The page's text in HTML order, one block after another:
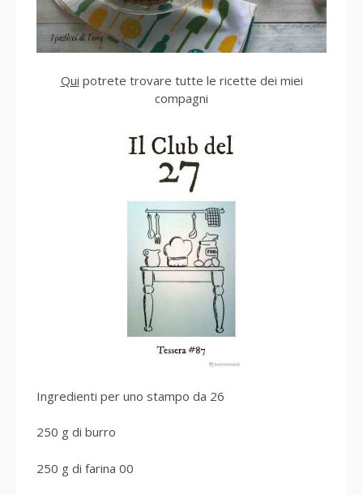
Qui potrete trovare tutte le ricette dei miei
compagni
Ingredienti per uno stampo da 26
250 g di burro
250 g di farina 00